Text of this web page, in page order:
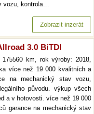
vozu, kontrola…
Zobrazit inzerát
3.0 BiTDI
km, rok výroby: 2018,
více než 19 000 kvalitních a
na mechanický stav vozu,
původu. výkup všech
a v hotovosti. více než 19 000
garance na mechanický stav